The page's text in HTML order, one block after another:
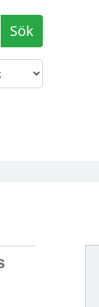
Sök